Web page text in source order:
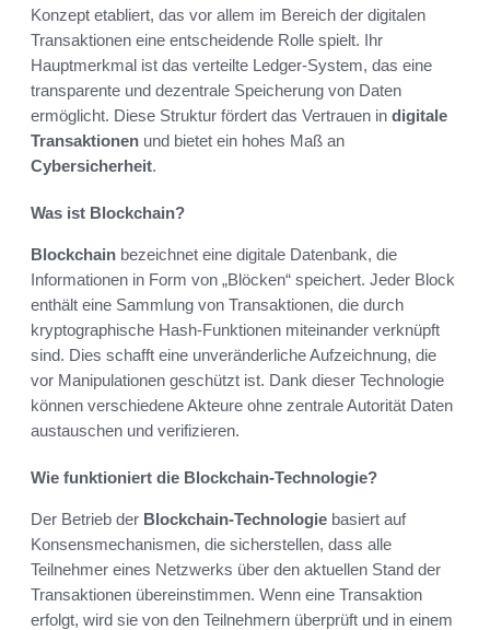
Konzept etabliert, das vor allem im Bereich der digitalen
Transaktionen eine entscheidende Rolle spielt. Ihr
Hauptmerkmal ist das verteilte Ledger-System, das eine
transparente und dezentrale Speicherung von Daten
ermöglicht. Diese Struktur fördert das Vertrauen in digitale
Transaktionen und bietet ein hohes Maß an
Cybersicherheit.
Was ist Blockchain?
Blockchain bezeichnet eine digitale Datenbank, die
Informationen in Form von „Blöcken“ speichert. Jeder Block
enthält eine Sammlung von Transaktionen, die durch
kryptographische Hash-Funktionen miteinander verknüpft
sind. Dies schafft eine unveränderliche Aufzeichnung, die
vor Manipulationen geschützt ist. Dank dieser Technologie
können verschiedene Akteure ohne zentrale Autorität Daten
austauschen und verifizieren.
Wie funktioniert die Blockchain-Technologie?
Der Betrieb der Blockchain-Technologie basiert auf
Konsensmechanismen, die sicherstellen, dass alle
Teilnehmer eines Netzwerks über den aktuellen Stand der
Transaktionen übereinstimmen. Wenn eine Transaktion
erfolgt, wird sie von den Teilnehmern überprüft und in einem